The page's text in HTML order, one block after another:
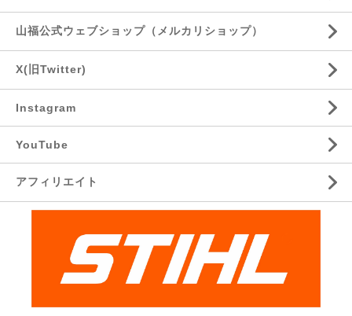
山福公式ウェブショップ（メルカリショップ）
X(旧Twitter)
Instagram
YouTube
アフィリエイト